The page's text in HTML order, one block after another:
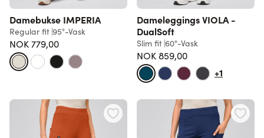
Damebukse IMPERIA
Regular fit 95°-Vask
NOK 779,00
Dameleggings VIOLA -
DualSoft
Slim fit 60°-Vask
NOK 859,00
+1